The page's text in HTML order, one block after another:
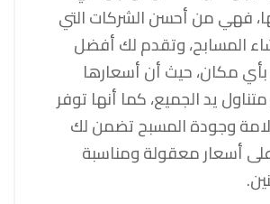
فهي من أحسن الشركات التي
المسابح، وتقدم لك أفضل
بأي مكان، حيث أن أسعارها
يد الجميع، كما أنها توفر
وجودة المسبح تضمن لك
أسعار معقولة ومناسبة